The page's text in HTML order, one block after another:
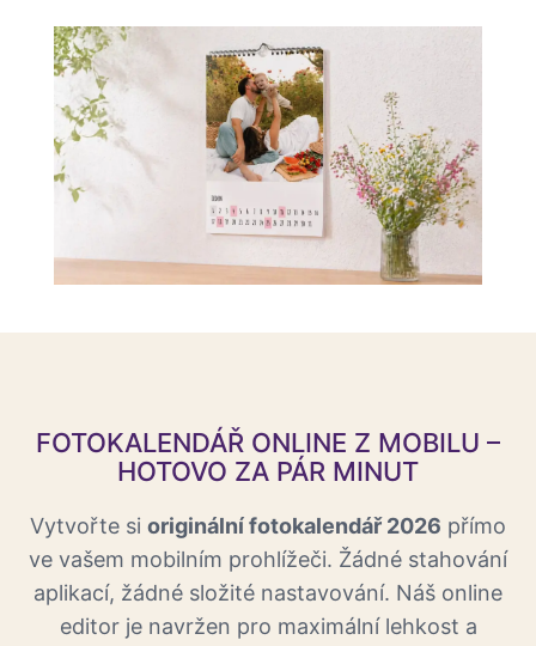
FOTOKALENDÁŘ ONLINE Z MOBILU –
HOTOVO ZA PÁR MINUT
Vytvořte si originální fotokalendář 2026 přímo
ve vašem mobilním prohlížeči. Žádné stahování
aplikací, žádné složité nastavování. Náš online
editor je navržen pro maximální lehkost a